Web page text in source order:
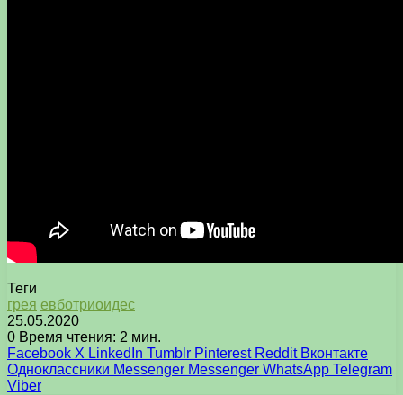
Теги
грея евботриоидес
25.05.2020
0 Время чтения: 2 мин.
Facebook X LinkedIn Tumblr Pinterest Reddit Вконтакте
Одноклассники Messenger Messenger WhatsApp Telegram
Viber